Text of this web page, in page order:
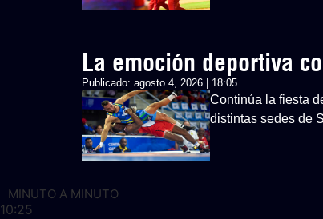
La emoción deportiva
Publicado: agosto 4, 2026 | 18:05
Continúa la fiesta
distintas sedes de
MINUTO A MINUTO
10:25